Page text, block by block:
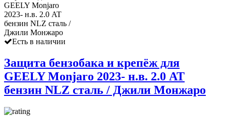
Есть в наличии
Защита бензобака и крепёж для
GEELY Monjaro 2023- н.в. 2.0 AT
бензин NLZ сталь / Джили Монжаро